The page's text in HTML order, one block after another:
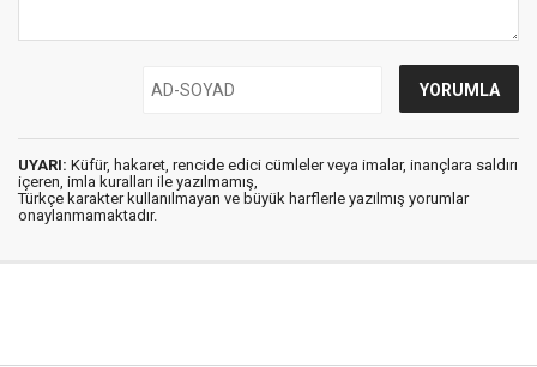
UYARI: Küfür, hakaret, rencide edici cümleler veya imalar, inançlara saldırı
içeren, imla kuralları ile yazılmamış,
Türkçe karakter kullanılmayan ve büyük harflerle yazılmış yorumlar
onaylanmamaktadır.